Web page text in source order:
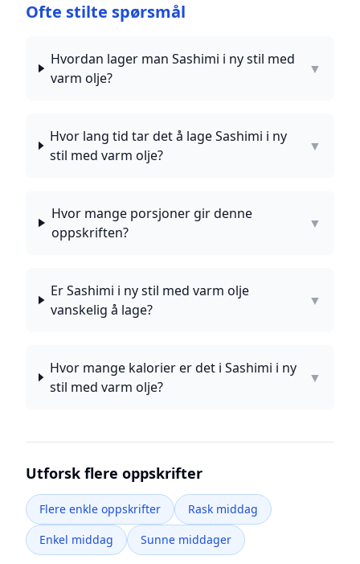
Ofte stilte spørsmål
Hvordan lager man Sashimi i ny stil med
varm olje?
▼
Hvor lang tid tar det å lage Sashimi i ny
stil med varm olje?
▼
Hvor mange porsjoner gir denne
oppskriften?
▼
Er Sashimi i ny stil med varm olje
vanskelig å lage?
▼
Hvor mange kalorier er det i Sashimi i ny
stil med varm olje?
▼
Utforsk flere oppskrifter
Flere enkle oppskrifter
Rask middag
Enkel middag
Sunne middager